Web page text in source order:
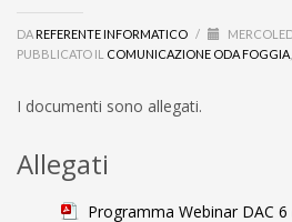
DA REFERENTE INFORMATICO /
PUBBLICATO IL COMUNICAZIONE ODA FOGGIA
I documenti sono allegati.
Allegati
Programma Webinar DAC 6